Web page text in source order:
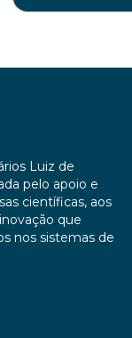
Luiz de
pelo apoio e
científicas, aos
que
nos sistemas de